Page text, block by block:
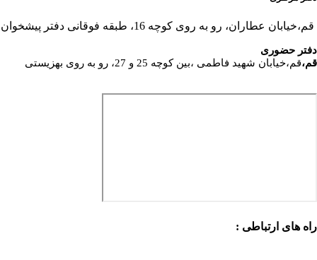
قم،خیابان عطاران، رو به روی کوچه 16، طبقه فوقانی دفتر پیشخوان
دفتر حضوری
قم،قم،خیابان شهید فاطمی ،بین کوچه 25 و 27، رو به روی بهزیستی
راه های ارتباطی :